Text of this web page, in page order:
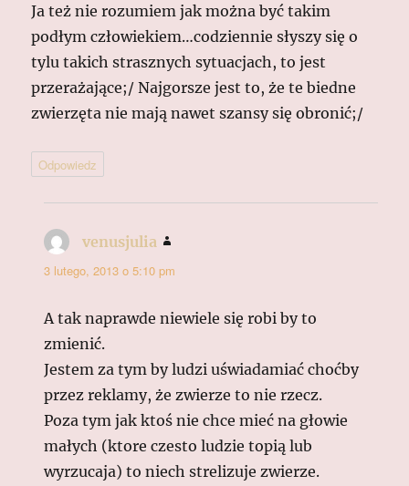
Ja też nie rozumiem jak można być takim
podłym człowiekiem…codziennie słyszy się o
tylu takich strasznych sytuacjach, to jest
przerażające;/ Najgorsze jest to, że te biedne
zwierzęta nie mają nawet szansy się obronić;/
Odpowiedz
venusjulia
3 lutego, 2013 o 5:10 pm
A tak naprawde niewiele się robi by to
zmienić.
Jestem za tym by ludzi uświadamiać choćby
przez reklamy, że zwierze to nie rzecz.
Poza tym jak ktoś nie chce mieć na głowie
małych (ktore czesto ludzie topią lub
wyrzucaja) to niech strelizuje zwierze.